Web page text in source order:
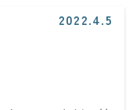
2022.4.5